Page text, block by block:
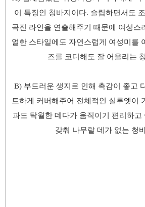
이 특징인 청바지이다. 슬림하면서도
곡진 라인을 연출해주기 때문에 여성스
얼한 스타일에도 자연스럽게 여성미를
즈를 코디해도 잘 어울리는
B) 부드러운 생지로 인해 촉감이 좋고
트하게 커버해주어 전체적인 실루엣이
과도 탁월한 데다가 움직이기 편리하고
갖춰 나무랄 데가 없는 청